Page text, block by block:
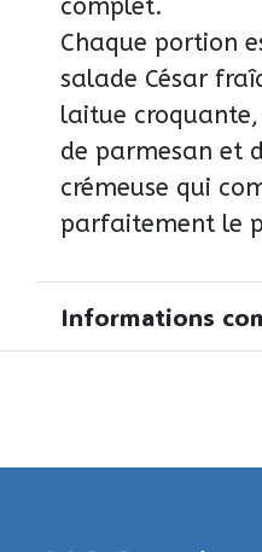
complet.
Chaque portion
salade César
laitue
de parmesan et
crémeuse qui
parfaitement le
Informations